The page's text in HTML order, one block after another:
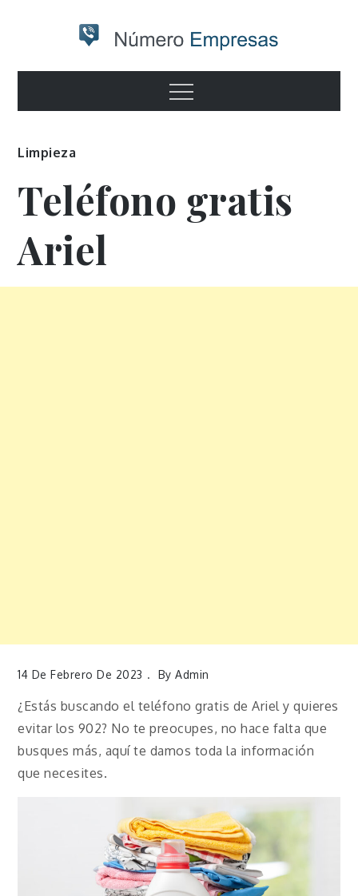
Numero
empresas
Otro sitio realizado con WordPress
Menu
Limpieza
Teléfono gratis
Ariel
14 De Febrero De 2023 ByAdmin
¿Estás buscando el teléfono gratis de Ariel y quieres
evitar los 902? No te preocupes, no hace falta que
busques más, aquí te damos toda la información
que necesites.